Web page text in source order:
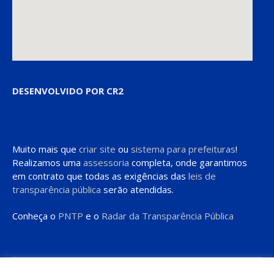
DESENVOLVIDO POR CR2
Muito mais que criar site ou sistema para prefeituras!
Realizamos uma assessoria completa, onde garantimos
em contrato que todas as exigências das leis de
transparência pública serão atendidas.
Conheça o PNTP e o Radar da Transparência Pública